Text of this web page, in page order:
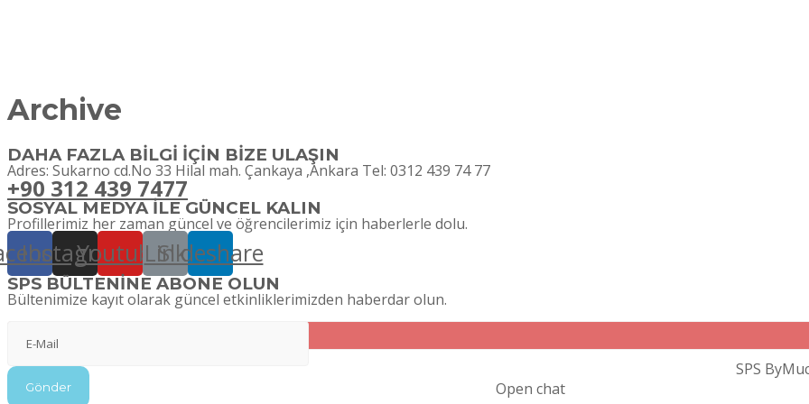
Archive
DAHA FAZLA BİLGİ İÇİN BİZE ULAŞIN
Adres: Sukarno cd.No 33 Hilal mah. Çankaya ,Ankara Tel: 0312 439 74 77
+90 312 439 7477
SOSYAL MEDYA İLE GÜNCEL KALIN
Profillerimiz her zaman güncel ve öğrencilerimiz için haberlerle dolu.
Instagram
YoutubeLink
Slideshare
SPS BÜLTENİNE ABONE OLUN
Bültenimize kayıt olarak güncel etkinliklerimizden haberdar olun.
SPS
Open chat